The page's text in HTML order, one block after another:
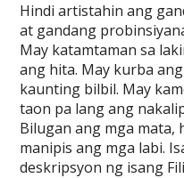
Hindi artistahin ang
at gandang
May katamtaman sa
ang hita. May kurba
kaunting bilbil. May
taon pa lang ang
Bilugan ang mga mata,
manipis ang mga labi.
deskripsyon ng isang